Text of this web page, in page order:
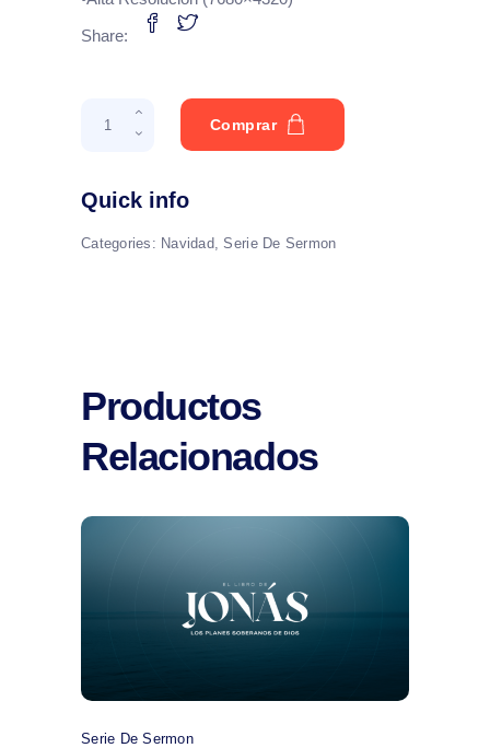
Share:
Temporada
quantity
Comprar
Quick info
Categories: Navidad,Serie De Sermon
Productos
Relacionados
Comprar
Serie De Sermon